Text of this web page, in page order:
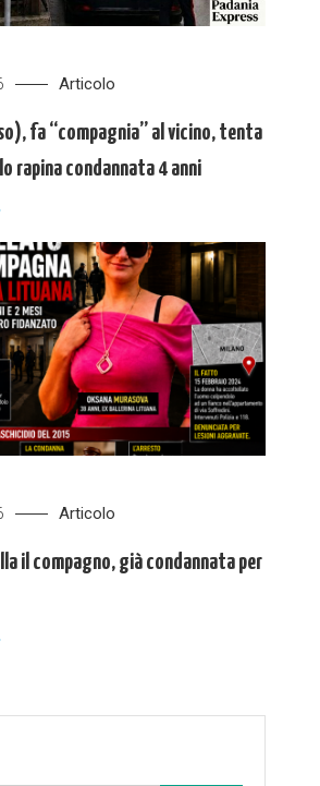
Articolo
fa “compagnia” al vicino, tenta
rapina condannata 4 anni
Articolo
il compagno, già condannata per